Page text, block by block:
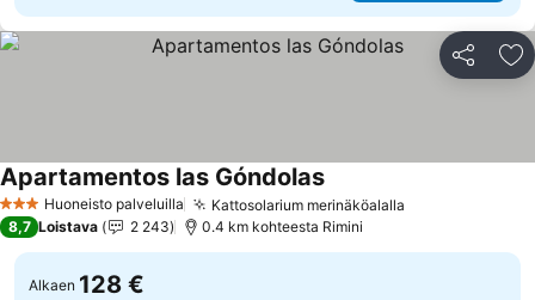
Jaa
3 Tähtiluokitus
Huoneisto palveluilla Kattosolarium merinäköalalla
Apartamentos las Góndolas
8,7 Loistava 2 243 0.4 km kohteesta Rimini
Alkaen 128 €